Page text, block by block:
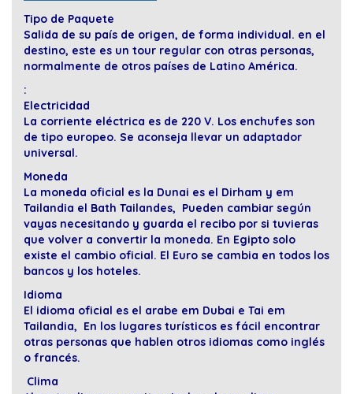
Tipo de Paquete
Salida de su país de origen, de forma individual. en el
destino, este es un tour regular con otras personas,
normalmente de otros países de Latino América.
:
Electricidad
La corriente eléctrica es de 220 V. Los enchufes son
de tipo europeo. Se aconseja llevar un adaptador
universal.
Moneda
La moneda oficial es la Dunai es el Dirham y em
Tailandia el Bath Tailandes, Pueden cambiar según
vayas necesitando y guarda el recibo por si tuvieras
que volver a convertir la moneda. En Egipto solo
existe el cambio oficial. El Euro se cambia en todos los
bancos y los hoteles.
Idioma
El idioma oficial es el arabe em Dubai e Tai em
Tailandia, En los lugares turísticos es fácil encontrar
otras personas que hablen otros idiomas como inglés
o francés.
Clima